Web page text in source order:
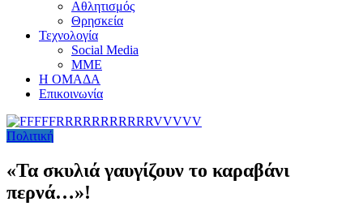
Αθλητισμός
Θρησκεία
Τεχνολογία
Social Media
ΜΜΕ
Η ΟΜΑΔΑ
Επικοινωνία
Πολιτική
«Τα σκυλιά γαυγίζουν το καραβάνι
περνά…»!